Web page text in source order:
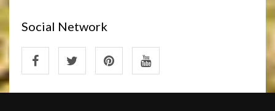
Social Network